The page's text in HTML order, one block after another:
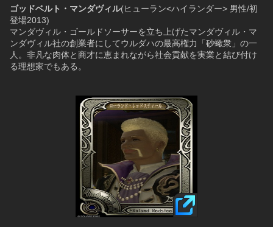
ゴッドベルト・マンダヴィル(ヒューラン<ハイランダー> 男性/初
登場2013)
マンダヴィル・ゴールドソーサーを立ち上げたマンダヴィル・マ
ンダヴィル社の創業者にしてウルダハの最高権力「砂蠍衆」の一
人。非凡な肉体と商才に恵まれながら社会貢献を実業と結び付け
る理想家でもある。